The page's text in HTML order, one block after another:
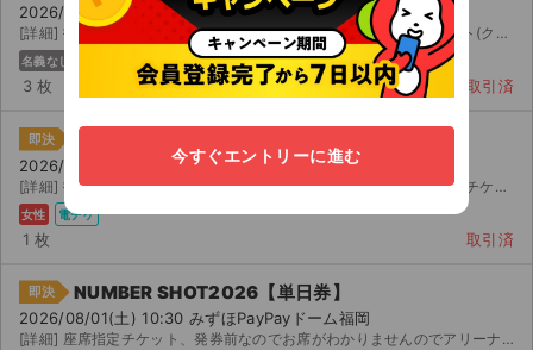
2026/08/01(土) 10:30 みずほPayPayドーム福岡
[詳細] 指定席 リラックスシートチケット リラックスシートチケット(クッション性が高いシートとなってお...
名義なし 電チケ
3 枚 取引済
即決
2026/08/01(土) 10:30 みずほPayPayドーム福岡
[詳細] 指定席 急用で行けなくなってしまったため、出品します。 親チケットとなるので、イープラスのアカ...
女性 電チケ
1 枚 取引済
即決 NUMBER SHOT2026【単日券】
2026/08/01(土) 10:30 みずほPayPayドーム福岡
[詳細] 座席指定チケット、発券前なのでお席がわかりませんのでアリーナとしています。ご不明な点は問い合わ...
今すぐエントリーに進む